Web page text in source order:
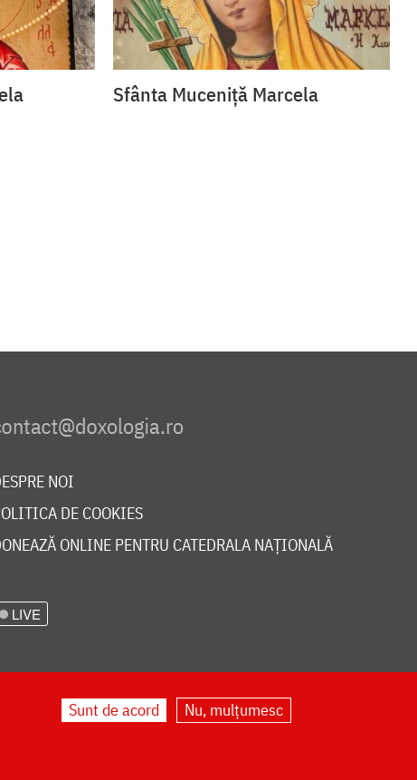
Sfânta Muceniță Marcela
NOI
DE COOKIES
ONLINE PENTRU CATEDRALA NAȚIONALĂ
LIVE
Sunt de acord Nu, mulțumesc